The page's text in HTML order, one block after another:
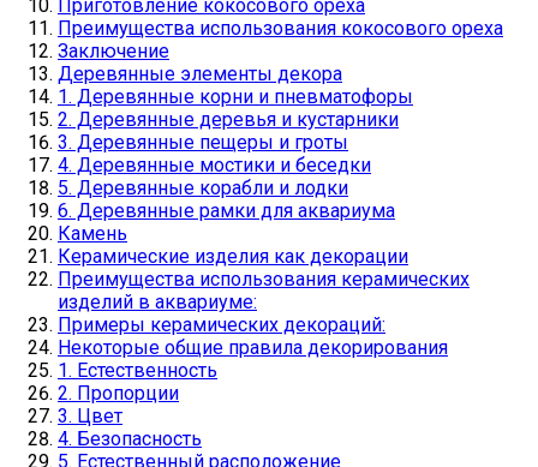
Приготовление кокосового ореха
Преимущества использования кокосового ореха
Заключение
Деревянные элементы декора
1. Деревянные корни и пневматофоры
2. Деревянные деревья и кустарники
3. Деревянные пещеры и гроты
4. Деревянные мостики и беседки
5. Деревянные корабли и лодки
6. Деревянные рамки для аквариума
Камень
Керамические изделия как декорации
Преимущества использования керамических
изделий в аквариуме:
Примеры керамических декораций:
Некоторые общие правила декорирования
1. Естественность
2. Пропорции
3. Цвет
4. Безопасность
5. Естественный расположение